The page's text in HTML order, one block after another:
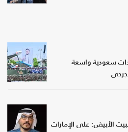
سعودية واسعة
البيت الأبيض: على الإمارات